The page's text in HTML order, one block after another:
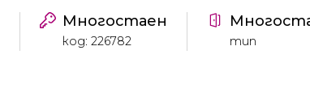
Многостаен
код: 226782 тип